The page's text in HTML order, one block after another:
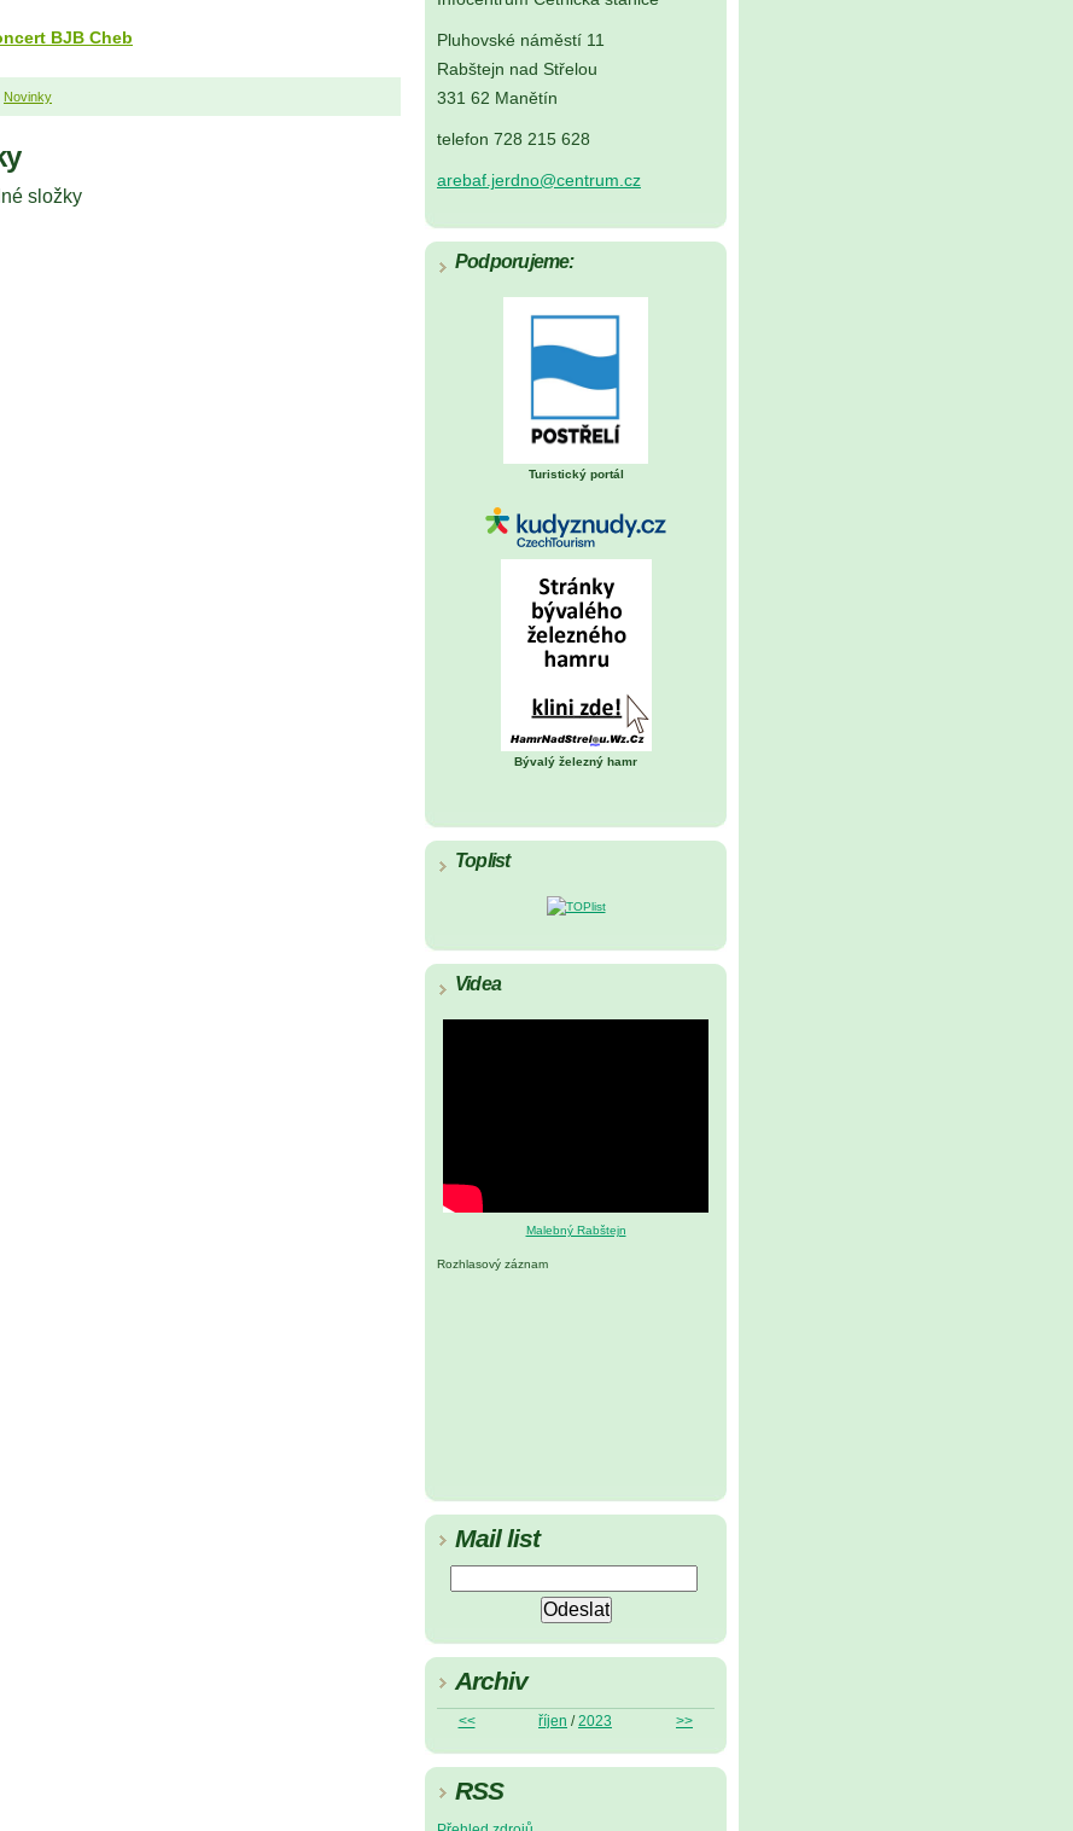
Pluhovské náměstí 11
Rabštejn nad Střelou
331 62 Manětín
telefon 728 215 628
arebaf.jerdno@centrum.cz
Podporujeme:
Turistický portál
Bývalý železný hamr
Toplist
Videa
Malebný Rabštejn
Rozhlasový záznam
Mail list
Archiv
<< říjen /2023 >>
RSS
BJB Cheb
Novinky
složky